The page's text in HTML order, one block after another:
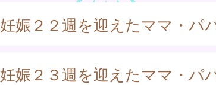
妊娠２２週を迎えたママ・パ
妊娠２３週を迎えたママ・パ